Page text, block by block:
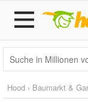
Hood › Baumarkt &